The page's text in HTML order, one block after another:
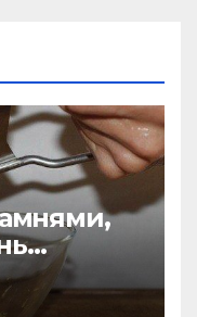
— уже 30
хорошо!